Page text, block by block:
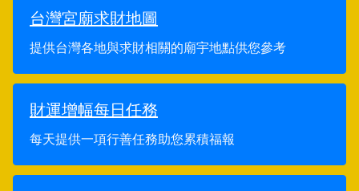
台灣宮廟求財地圖
提供台灣各地與求財相關的廟宇地點供您參考
財運增幅每日任務
每天提供一項行善任務助您累積福報